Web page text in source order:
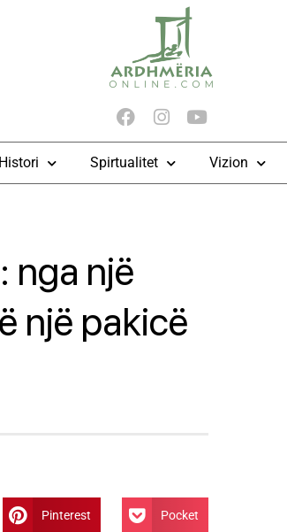
Histori Spirtualitet Vizion
nga një
një pakicë
Pinterest Pocket